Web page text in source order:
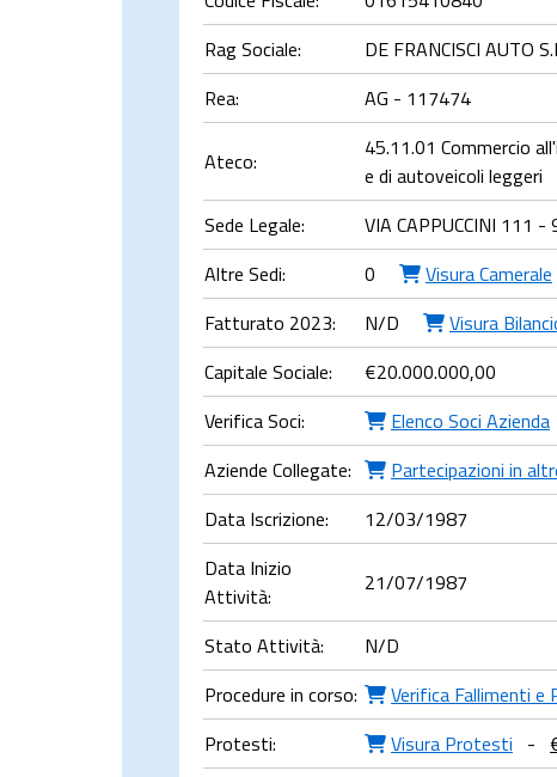
Rag Sociale:
DE FRANCISCI AUTO
Rea:
AG - 117474
Ateco:
45.11.01 Commercio
e di autoveicoli leggeri
Sede Legale:
VIA CAPPUCCINI 111 -
Altre Sedi:
0 Visura Camerale
Fatturato 2023:
N/D Visura
Capitale Sociale:
€20.000.000,00
Verifica Soci:
Elenco Soci Azienda
Aziende Collegate:
Partecipazioni in
Data Iscrizione:
12/03/1987
Data Inizio
Attività:
21/07/1987
Stato Attività:
N/D
Procedure in corso:
Verifica Fallimenti e
Protesti:
Visura Protesti -